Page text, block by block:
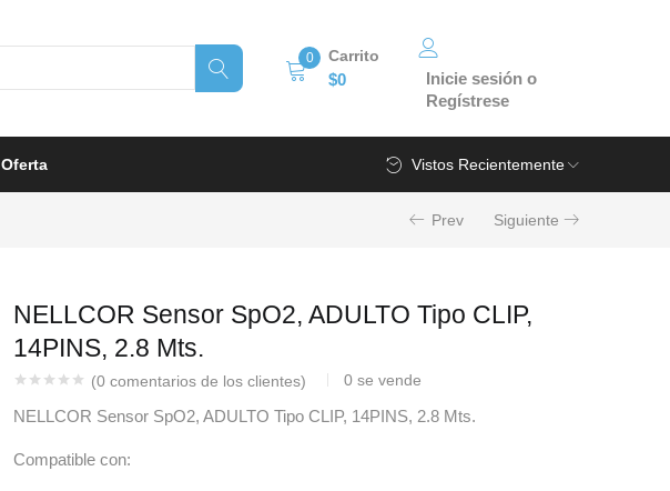
Inicie sesión o
Regístrese
0 Carrito
$0
Oferta Vistos Recientemente
Prev Siguiente
NELLCOR Sensor SpO2, ADULTO Tipo CLIP,
14PINS, 2.8 Mts.
(0 comentarios de los clientes) 0 se vende
NELLCOR Sensor SpO2, ADULTO Tipo CLIP, 14PINS, 2.8 Mts.
Compatible con: